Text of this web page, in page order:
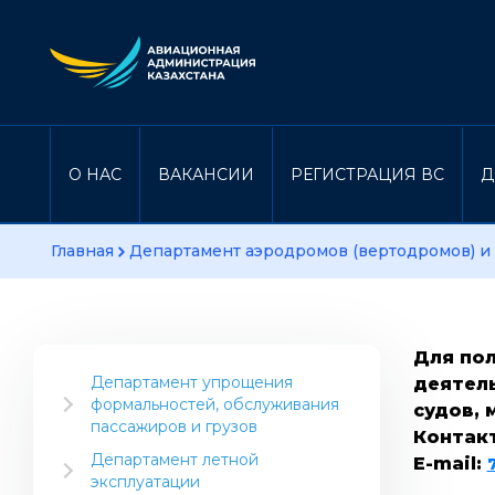
О НАС ВАКАНСИИ РЕГИСТРАЦИЯ ВС
Главная Департамент аэродромов (вертодромов)
Департамент упрощения
формальностей, обслуживания
пассажиров и грузов
Информация для отрасли
Инструктивный материал
Департамент летной
эксплуатации
Для
судов,
E-mail: